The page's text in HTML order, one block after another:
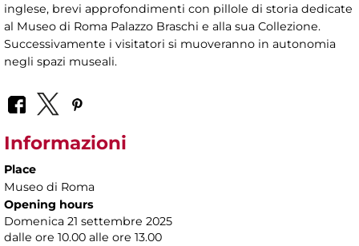
inglese, brevi approfondimenti con pillole di storia dedicate
al Museo di Roma Palazzo Braschi e alla sua Collezione.
Successivamente i visitatori si muoveranno in autonomia
negli spazi museali.
Informazioni
Place
Museo di Roma
Opening hours
Domenica 21 settembre 2025
dalle ore 10.00 alle ore 13.00